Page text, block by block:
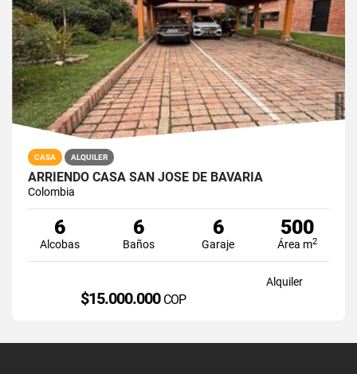
CASA ALQUILER
ARRIENDO CASA SAN JOSE DE BAVARIA
Colombia
6
Alcobas
6
Baños
6
Garaje
500
Área m2
Alquiler
$15.000.000 COP